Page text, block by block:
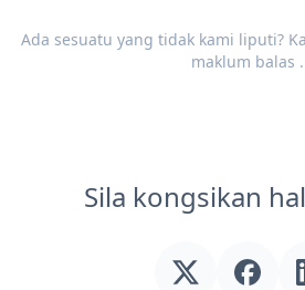
Ada sesuatu yang tidak kami liputi?
maklum balas .
Sila kongsikan